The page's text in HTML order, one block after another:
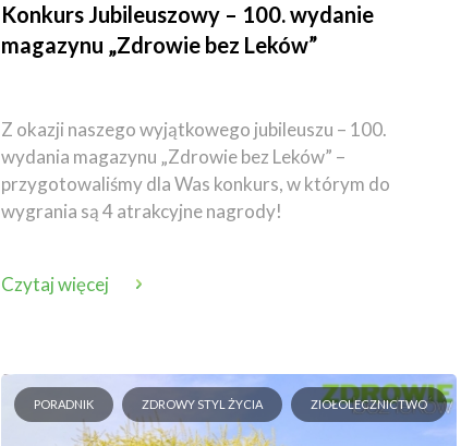
Konkurs Jubileuszowy – 100. wydanie
magazynu „Zdrowie bez Leków”
Z okazji naszego wyjątkowego jubileuszu – 100.
wydania magazynu „Zdrowie bez Leków” –
przygotowaliśmy dla Was konkurs, w którym do
wygrania są 4 atrakcyjne nagrody!
Czytaj więcej
PORADNIK ZDROWY STYL ŻYCIA ZIOŁOLECZNICTWO